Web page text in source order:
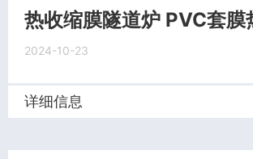
热收缩膜隧道炉 PVC套膜
2024-10-23
详细信息